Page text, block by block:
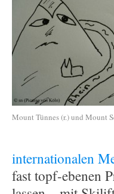
Mount Tünnes (r.) und Mount
internationalen
fast topf-ebenen